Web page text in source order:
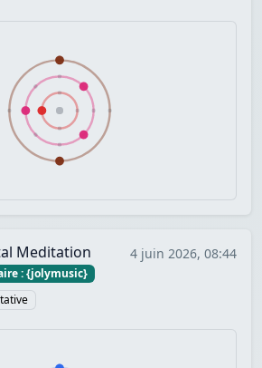
Meditation
: {jolymusic}
4 juin 2026, 08:44